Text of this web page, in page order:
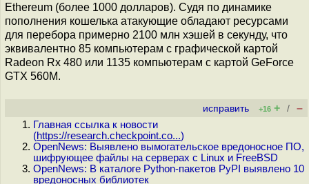
Ethereum (более 1000 долларов). Судя по динамике
пополнения кошелька атакующие обладают ресурсами
для перебора примерно 2100 млн хэшей в секунду, что
эквивалентно 85 компьютерам с графической картой
Radeon Rx 480 или 1135 компьютерам с картой GeForce
GTX 560M.
исправить +16 + / –
Главная ссылка к новости
(https://research.checkpoint.co...)
OpenNews: Выявлено вымогательское вредоносное ПО,
шифрующее файлы на серверах с Linux и FreeBSD
OpenNews: В каталоге Python-пакетов PyPI выявлено 10
вредоносных библиотек